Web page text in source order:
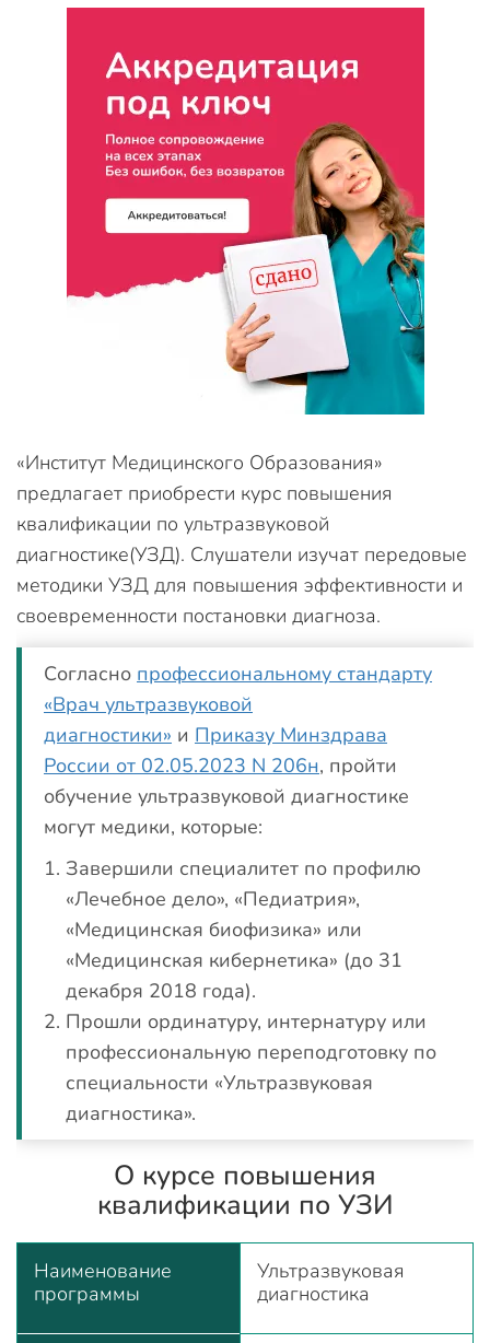
«Институт Медицинского Образования»
предлагает приобрести курс повышения
квалификации по ультразвуковой
диагностике(УЗД). Слушатели изучат передовые
методики УЗД для повышения эффективности и
своевременности постановки диагноза.
Согласно профессиональному стандарту
«Врач ультразвуковой
диагностики» и Приказу Минздрава
России от 02.05.2023 N 206н, пройти
обучение ультразвуковой диагностике
могут медики, которые:
Завершили специалитет по профилю
«Лечебное дело», «Педиатрия»,
«Медицинская биофизика» или
«Медицинская кибернетика» (до 31
декабря 2018 года).
Прошли ординатуру, интернатуру или
профессиональную переподготовку по
специальности «Ультразвуковая
диагностика».
О курсе повышения
квалификации по УЗИ
Наименование
программы
Ультразвуковая
диагностика